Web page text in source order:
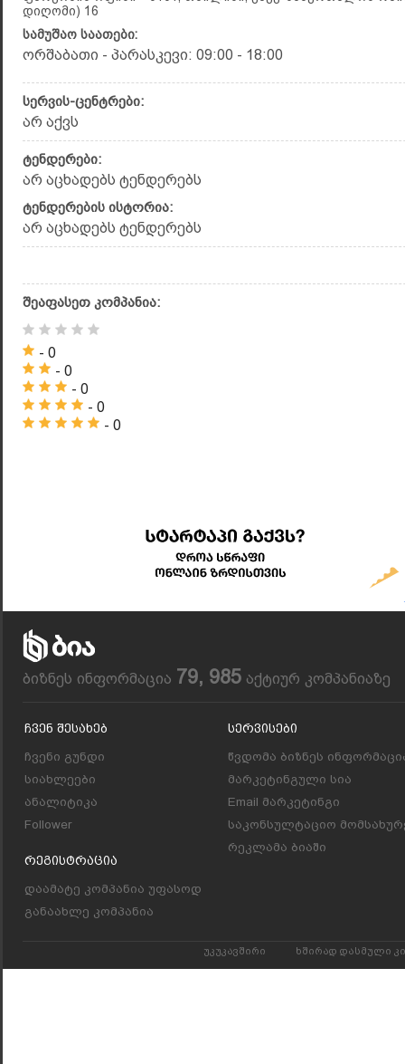
დიღომი) 16
სამუშაო საათები:
ორშაბათი - პარასკევი: 09:00 - 18:00
სერვის-ცენტრები:
არ აქვს
ტენდერები:
არ აცხადებს ტენდერებს
ტენდერების ისტორია:
არ აცხადებს ტენდერებს
შეაფასეთ კომპანია:
- 0
- 0
- 0
- 0
- 0
ბიზნეს ინფორმაცია 79, 985 აქტიურ კომპანიაზე
Ჩვენ Შესახებ
ჩვენი გუნდი
სიახლეები
ანალიტიკა
Follower
Რეგისტრაცია
დაამატე კომპანია უფასოდ
განაახლე კომპანია
Სერვისები
წვდომა ბიზნეს
მარკეტინგული სია
Email მარკეტინგი
საკონსულტაციო
რეკლამა ბიაში
უკუკავშირი ხშირად დასმული